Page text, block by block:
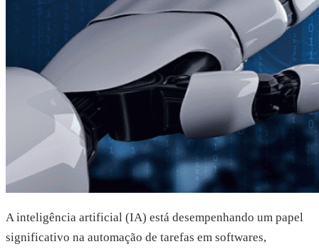
A inteligência artificial (IA) está desempenhando um papel
significativo na automação de tarefas em softwares,